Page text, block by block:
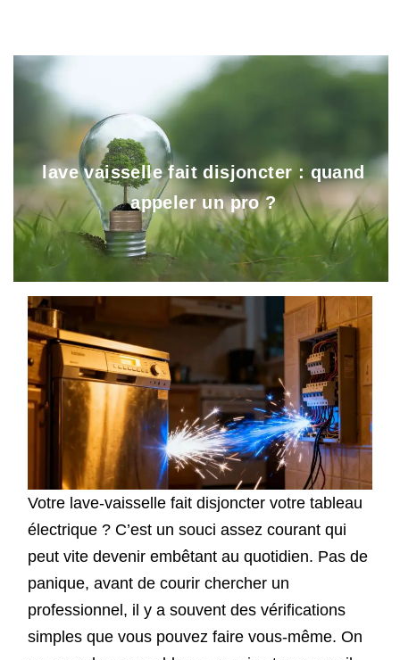
lave vaisselle fait disjoncter : quand
appeler un pro ?
Votre lave-vaisselle fait disjoncter votre tableau
électrique ? C’est un souci assez courant qui
peut vite devenir embêtant au quotidien. Pas de
panique, avant de courir chercher un
professionnel, il y a souvent des vérifications
simples que vous pouvez faire vous-même. On